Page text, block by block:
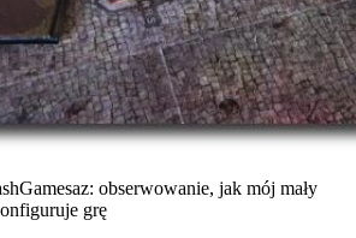
obserwowanie, jak mój mały
grę